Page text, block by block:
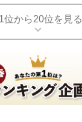
位から20位を見る